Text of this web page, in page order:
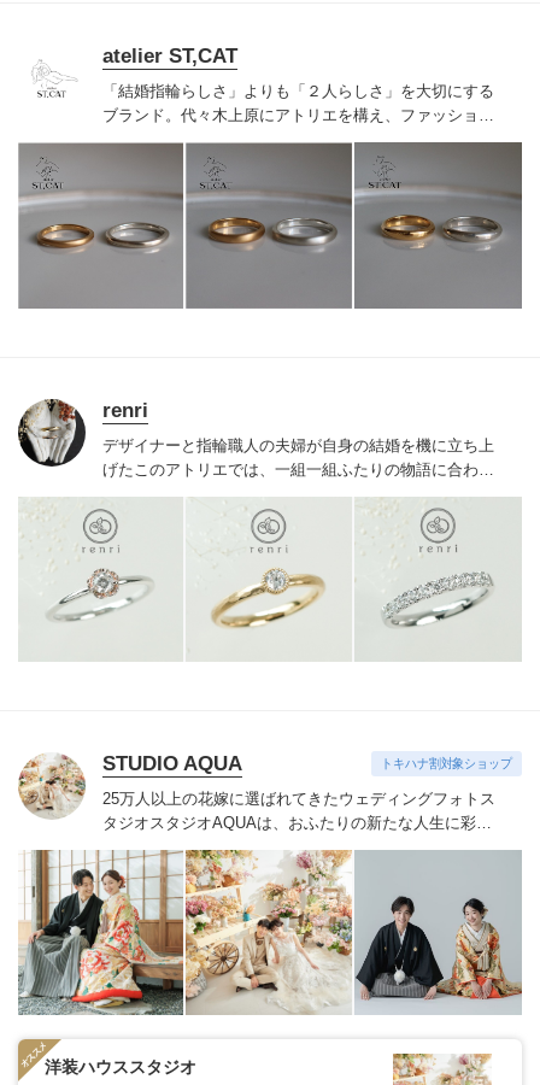
atelier ST,CAT
「結婚指輪らしさ」よりも「２人らしさ」を大切にする
ブランド。代々木上原にアトリエを構え、ファッション
ジュエリーのような結婚・婚約指輪を作っています。特
別なものだからって、無理にキラキラしてなくても良い
と思うのです。普段の着こなしに合わせて、ファッショ
ンリングのように楽しんでもらいたいから、作っている
のは手作業の有機的な歪みを効かせたナチュラルモダン
renri
デザイナーと指輪職人の夫婦が自身の結婚を機に立ち上
げたこのアトリエでは、一組一組ふたりの物語に合わせ
た特別なリングを提案。研ぎ澄まされた感性と確かな品
質で、人と被りづらいふたりらしい世界に一つのリング
が出来上がる。ここで一緒に過ごした時間も大切な思い
出の一つに。
STUDIO AQUA トキハナ割対象ショップ
25万人以上の花嫁に選ばれてきたウェディングフォトス
タジオスタジオAQUAは、おふたりの新たな人生に彩り
を添える“最高のウェディングフォト”のお手伝いをさせ
ていただきます。1枚の写真のチカラを信じて
洋装ハウススタジオ